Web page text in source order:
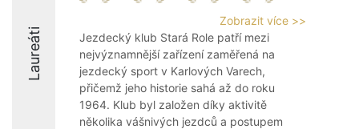
Laureáti
Zobrazit více >>
Jezdecký klub Stará Role patří mezi
nejvýznamnější zařízení zaměřená na
jezdecký sport v Karlových Varech,
přičemž jeho historie sahá až do roku
1964. Klub byl založen díky aktivitě
několika vášnivých jezdců a postupem